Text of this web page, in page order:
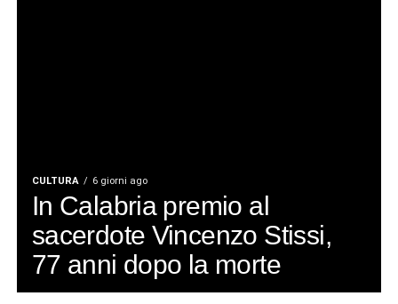
CULTURA 6 giorni ago
In Calabria premio al
sacerdote Vincenzo Stissi,
77 anni dopo la morte